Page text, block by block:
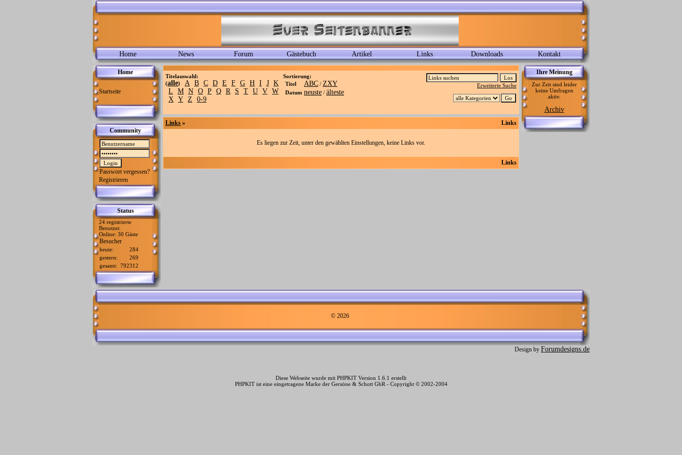
Home News Forum Gästebuch Artikel Links Downloads Kontakt
Home
Startseite
Community
Passwort vergessen?
Registrieren
Status
24 registrierte
Benutzer.
Online: 30 Gäste
Besucher
heute:
284
gestern:
269
gesamt: 792312
Titelauswahl:
(alle) A B C D E F G H I J K
L
M N O P Q R S T U V W
X Y Z 0-9
Sortierung:
Titel
ABC / ZXY
Datum neuste / älteste
Erweiterte Suche
Links » Links
Es liegen zur Zeit, unter den gewählten Einstellungen, keine Links vor.
Links
Ihre Meinung
Zur Zeit sind leider
keine Umfragen
aktiv.
Archiv
© 2026
Design by Forumdesigns.de
Diese Webseite wurde mit PHPKIT Version 1.6.1 erstellt
PHPKIT ist eine eingetragene Marke der Gersöne & Schott GbR - Copyright © 2002-2004